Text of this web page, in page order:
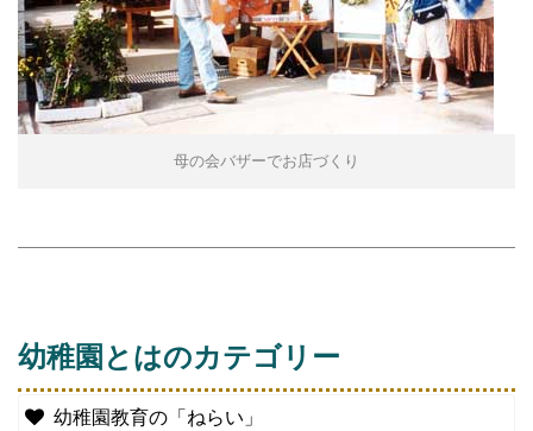
母の会バザーでお店づくり
幼稚園とはのカテゴリー
幼稚園教育の「ねらい」